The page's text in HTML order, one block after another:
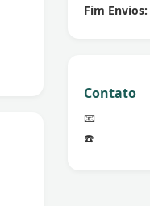
Fim Envios:
Contato
📧
☎️